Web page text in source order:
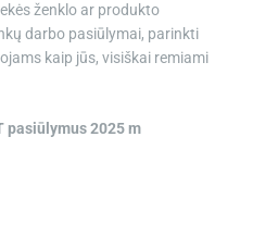
ženklo ar produkto
darbo pasiūlymai, parinkti
kaip jūs, visiškai remiami
pasiūlymus 2025 m